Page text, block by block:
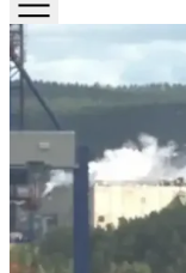
TOGGLE